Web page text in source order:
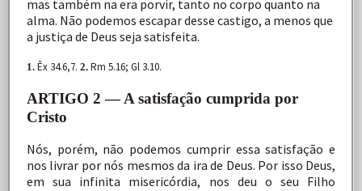
mas também na era porvir, tanto no corpo quanto na
alma. Não podemos escapardesse castigo, a menos que
a justiça de Deus seja satisfeita.
1. Êx 34.6,7. 2. Rm 5.16; Gl 3.10.
ARTIGO 2 — A satisfação cumprida por
Cristo
Nós, porém, não podemos cumprir essa satisfação e
nos livrar por nós mesmos da ira de Deus. Por isso Deus,
em sua infinita misericórdia, nos deu o seu Filho